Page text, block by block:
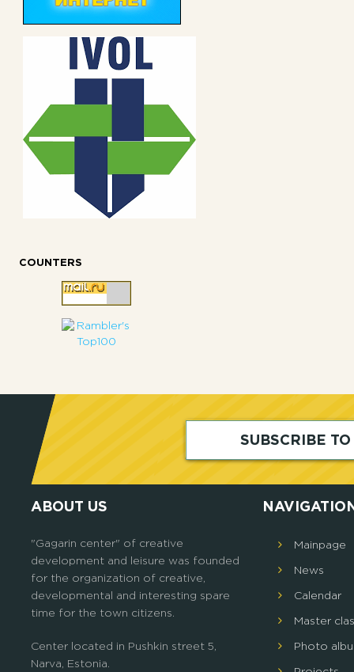
COUNTERS
SUBSCRIBE
ABOUT US
"Gagarin center" of creative
development and leisure was founded
for the organization of creative,
developmental and interesting spare
time for the town citizens.
Center located in Pushkin street 5,
Narva, Estonia.
Mainpage
News
Calendar
Master
Photo